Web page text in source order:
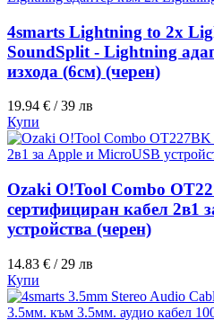
4smarts Lightning to 2x
SoundSplit - Lightning
изхода (6см) (черен)
19.94 € / 39 лв
Купи
Ozaki O!Tool Combo
сертифициран кабел 2в1
устройства (черен)
14.83 € / 29 лв
Купи